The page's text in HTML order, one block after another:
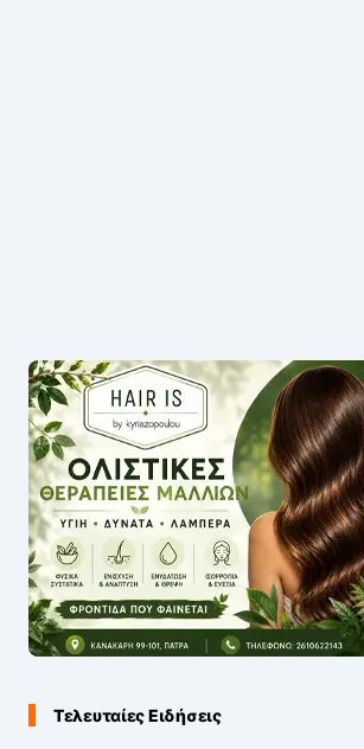
Τελευταίες Ειδήσεις